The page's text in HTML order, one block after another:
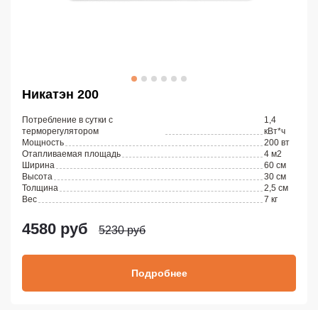
Никатэн 200
Потребление в сутки с
терморегулятором
1,4
кВт*ч
Мощность
200 вт
Отапливаемая площадь
4 м2
Ширина
60 см
Высота
30 см
Толщина
2,5 см
Вес
7 кг
4580 руб 5230 руб
Подробнее